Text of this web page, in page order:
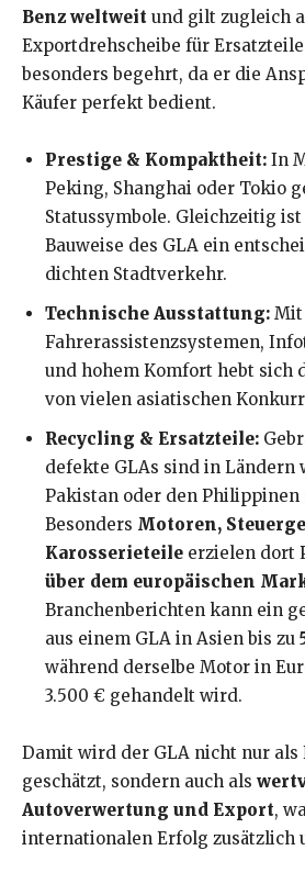
Benz weltweit und gilt zugleich
Exportdrehscheibe für
besonders begehrt, da er die
Käufer perfekt bedient.
Prestige & Kompaktheit: In
Peking, Shanghai oder Tokio
Statussymbole. Gleichzeitig
Bauweise des GLA ein
dichten Stadtverkehr.
Technische Ausstattung: Mit
Fahrerassistenzsystemen,
und hohem Komfort hebt sich
von vielen asiatischen
Recycling & Ersatzteile:
defekte GLAs sind in Ländern
Pakistan oder den
Besonders Motoren,
Karosserieteile erzielen dort
über dem europäischen
Branchenberichten kann ein
aus einem GLA in Asien bis zu
während derselbe Motor in
3.500 € gehandelt wird.
Damit wird der GLA nicht nur als
geschätzt, sondern auch als
Autoverwertung und Export,
internationalen Erfolg zusätzlich